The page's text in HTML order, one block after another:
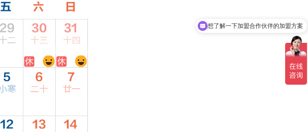
请介绍一下便携式卫星通信设备
想了解一下加盟合作伙伴的加盟方案